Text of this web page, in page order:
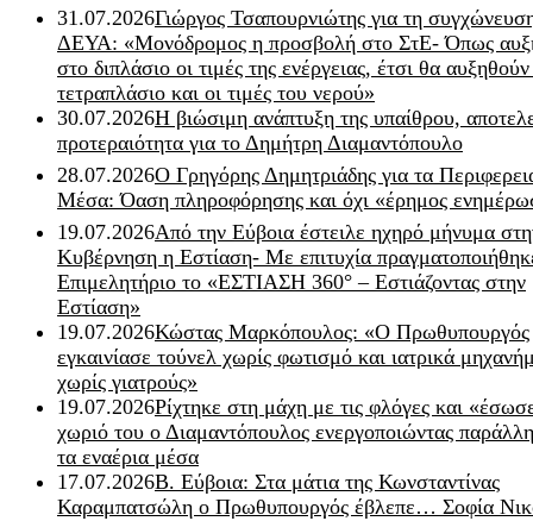
31.07.2026Γιώργος Τσαπουρνιώτης για τη
ΔΕΥΑ: «Μονόδρομος η προσβολή στο ΣτΕ- Όπως
στο διπλάσιο οι τιμές της ενέργειας, έτσι θα
τετραπλάσιο και οι τιμές του νερού»
30.07.2026Η βιώσιμη ανάπτυξη της υπαίθρου,
προτεραιότητα για το Δημήτρη Διαμαντόπουλο
28.07.2026Ο Γρηγόρης Δημητριάδης για τα
Μέσα: Όαση πληροφόρησης και όχι «έρημος
19.07.2026Από την Εύβοια έστειλε ηχηρό μήνυμα
Κυβέρνηση η Εστίαση- Με επιτυχία
Επιμελητήριο το «ΕΣΤΙΑΣΗ 360° – Εστιάζοντας στην
Εστίαση»
19.07.2026Κώστας Μαρκόπουλος: «Ο Πρωθυπουργός
εγκαινίασε τούνελ χωρίς φωτισμό και ιατρικά
χωρίς γιατρούς»
19.07.2026Ρίχτηκε στη μάχη με τις φλόγες και
χωριό του ο Διαμαντόπουλος ενεργοποιώντας
τα εναέρια μέσα
17.07.2026Β. Εύβοια: Στα μάτια της Κωνσταντίνας
Καραμπατσώλη ο Πρωθυπουργός έβλεπε… Σοφία